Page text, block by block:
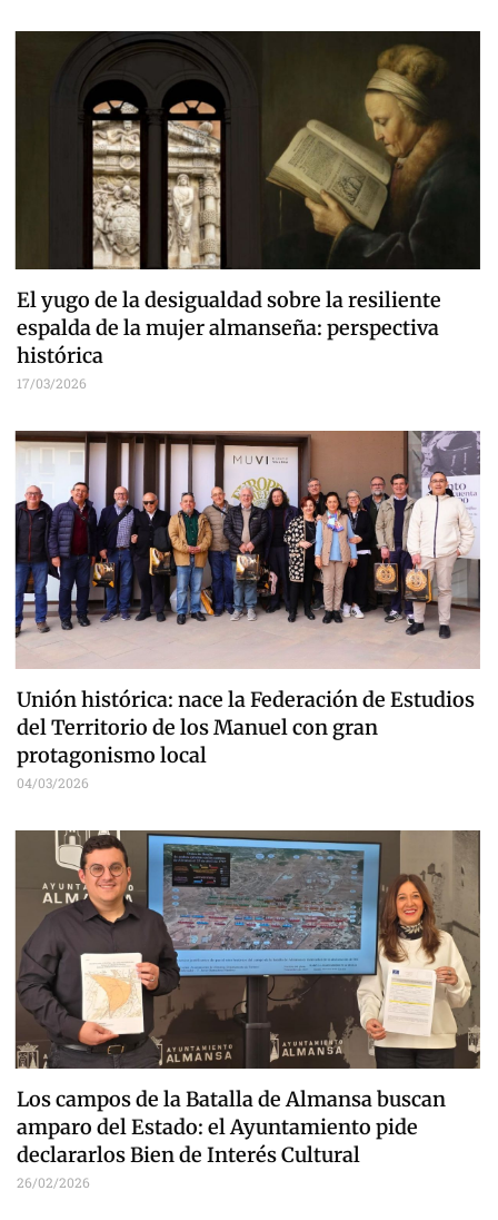
El yugo de la desigualdad sobre la resiliente
espalda de la mujer almanseña: perspectiva
histórica
17/03/2026
Unión histórica: nace la Federación de Estudios
del Territorio de los Manuel con gran
protagonismo local
04/03/2026
Los campos de la Batalla de Almansa buscan
amparo del Estado: el Ayuntamiento pide
declararlos Bien de Interés Cultural
26/02/2026